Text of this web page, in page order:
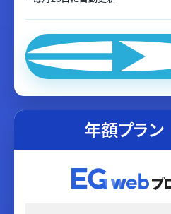
月額プランを申し込む
年額プラン